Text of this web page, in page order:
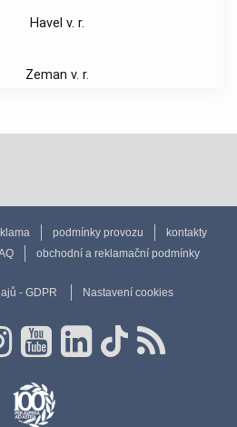
Havel v. r.
Zeman v. r.
podmínky provozu
kontakty
obchodní a reklamační podmínky
- GDPR Nastavení cookies